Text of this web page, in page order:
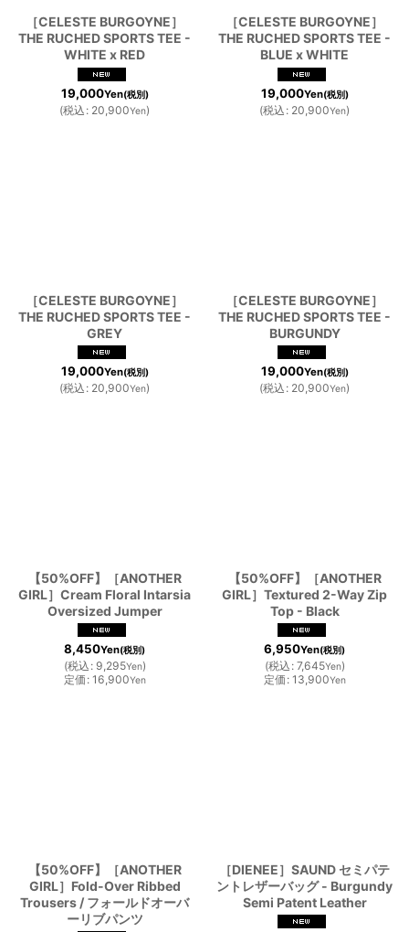
［CELESTE BURGOYNE］
THE RUCHED SPORTS TEE -
WHITE x RED
19,000Yen(税別)
(税込 : 20,900Yen)
［CELESTE BURGOYNE］
THE RUCHED SPORTS TEE -
BLUE x WHITE
19,000Yen(税別)
(税込 : 20,900Yen)
［CELESTE BURGOYNE］
THE RUCHED SPORTS TEE -
GREY
19,000Yen(税別)
(税込 : 20,900Yen)
［CELESTE BURGOYNE］
THE RUCHED SPORTS TEE -
BURGUNDY
19,000Yen(税別)
(税込 : 20,900Yen)
【50%OFF】［ANOTHER
GIRL］Cream Floral Intarsia
Oversized Jumper
8,450Yen(税別)
(税込 : 9,295Yen)
定価 : 16,900Yen
【50%OFF】［ANOTHER
GIRL］Textured 2-Way Zip
Top - Black
6,950Yen(税別)
(税込 : 7,645Yen)
定価 : 13,900Yen
【50%OFF】［ANOTHER
GIRL］Fold-Over Ribbed
Trousers / フォールドオーバ
ーリブパンツ
［DIENEE］SAUND セミパテ
ントレザーバッグ - Burgundy
Semi Patent Leather